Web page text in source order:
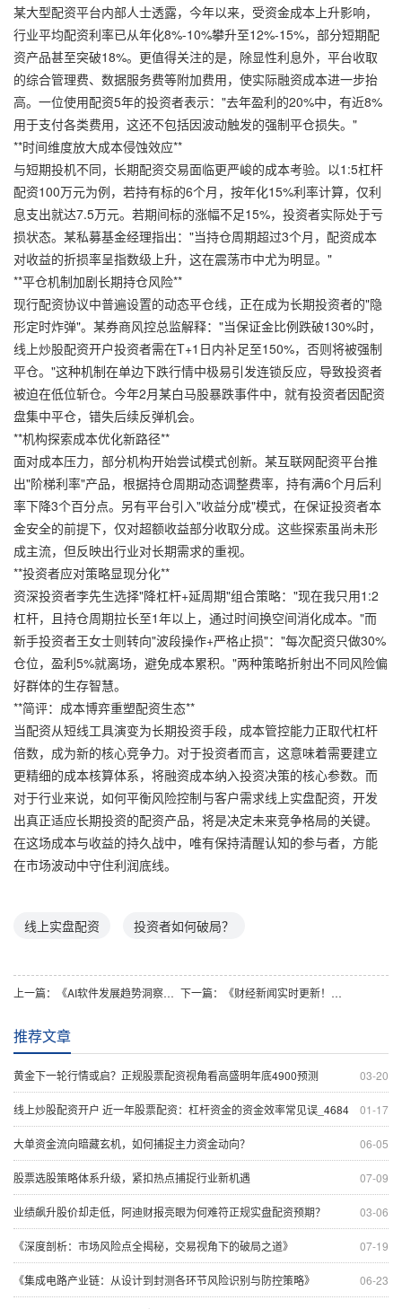
某大型配资平台内部人士透露，今年以来，受资金成本上升影响，
行业平均配资利率已从年化8%-10%攀升至12%-15%，部分短期配
资产品甚至突破18%。更值得关注的是，除显性利息外，平台收取
的综合管理费、数据服务费等附加费用，使实际融资成本进一步抬
高。一位使用配资5年的投资者表示："去年盈利的20%中，有近8%
用于支付各类费用，这还不包括因波动触发的强制平仓损失。"
**时间维度放大成本侵蚀效应**
与短期投机不同，长期配资交易面临更严峻的成本考验。以1:5杠杆
配资100万元为例，若持有标的6个月，按年化15%利率计算，仅利
息支出就达7.5万元。若期间标的涨幅不足15%，投资者实际处于亏
损状态。某私募基金经理指出："当持仓周期超过3个月，配资成本
对收益的折损率呈指数级上升，这在震荡市中尤为明显。"
**平仓机制加剧长期持仓风险**
现行配资协议中普遍设置的动态平仓线，正在成为长期投资者的"隐
形定时炸弹"。某券商风控总监解释："当保证金比例跌破130%时，
线上炒股配资开户投资者需在T+1日内补足至150%，否则将被强制
平仓。"这种机制在单边下跌行情中极易引发连锁反应，导致投资者
被迫在低位斩仓。今年2月某白马股暴跌事件中，就有投资者因配资
盘集中平仓，错失后续反弹机会。
**机构探索成本优化新路径**
面对成本压力，部分机构开始尝试模式创新。某互联网配资平台推
出"阶梯利率"产品，根据持仓周期动态调整费率，持有满6个月后利
率下降3个百分点。另有平台引入"收益分成"模式，在保证投资者本
金安全的前提下，仅对超额收益部分收取分成。这些探索虽尚未形
成主流，但反映出行业对长期需求的重视。
**投资者应对策略显现分化**
资深投资者李先生选择"降杠杆+延周期"组合策略："现在我只用1:2
杠杆，且持仓周期拉长至1年以上，通过时间换空间消化成本。"而
新手投资者王女士则转向"波段操作+严格止损"："每次配资只做30%
仓位，盈利5%就离场，避免成本累积。"两种策略折射出不同风险偏
好群体的生存智慧。
**简评：成本博弈重塑配资生态**
当配资从短线工具演变为长期投资手段，成本管控能力正取代杠杆
倍数，成为新的核心竞争力。对于投资者而言，这意味着需要建立
更精细的成本核算体系，将融资成本纳入投资决策的核心参数。而
对于行业来说，如何平衡风险控制与客户需求线上实盘配资，开发
出真正适应长期投资的配资产品，将是决定未来竞争格局的关键。
在这场成本与收益的持久战中，唯有保持清醒认知的参与者，方能
在市场波动中守住利润底线。
线上实盘配资 投资者如何破局？
上一篇： 《AI软件发展趋势洞察：技术迭代、应用深化与未来行业变革》 下一篇： 《财经新闻实时更新！这些赚钱机会普通投资者别错过》
推荐文章
03-20
黄金下一轮行情或启？正规股票配资视角看高盛明年底4900预测
01-17
线上炒股配资开户 近一年股票配资：杠杆资金的资金效率常见误_4684
06-05
大单资金流向暗藏玄机，如何捕捉主力资金动向？
07-09
股票选股策略体系升级，紧扣热点捕捉行业新机遇
03-06
业绩飙升股价却走低，阿迪财报亮眼为何难符正规实盘配资预期？
07-19
《深度剖析：市场风险点全揭秘，交易视角下的破局之道》
06-23
《集成电路产业链：从设计到封测各环节风险识别与防控策略》